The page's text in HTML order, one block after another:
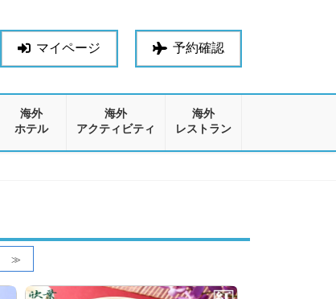
マイページ 予約確認
海外
ホテル
海外
アクティビティ
海外
レストラン
≫